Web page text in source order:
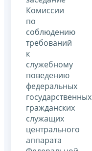
Комиссии
по
соблюдению
требований
к
служебному
поведению
федеральных
государственных
гражданских
служащих
центрального
аппарата